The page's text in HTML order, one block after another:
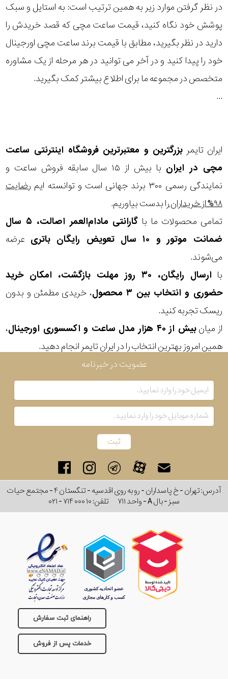
در نظر گرفتن موارد زیر به همین ترتیب است: به استایل و سبک
پوشش خود نگاه کنید، قیمت ساعت مچی که قصد خریدش را
دارید در نظر بگیرید، مطابق با قیمت برند ساعت مچی اورجینال
خود را پیدا کنید و در آخر می توانید در هر مرحله از یک مشاوره
متخصص در مجموعه ما برای اطلاع بیشتر کمک بگیرید.
...
ایران تایمر بزرگترین و معتبرترین فروشگاه اینترنتی ساعت
مچی در ایران
با بیش از ۱۵ سال سابقه فروش ساعت و
نمایندگی رسمی ۳۰۰ برند جهانی است و توانسته ایم
رضایت
۹۸% از خریداران
را بدست بیاوریم.
تمامی محصولات ما با
گارانتی مادام‌العمر اصالت، ۵ سال
ضمانت موتور و ۱۰ سال تعویض رایگان باتری
عرضه
می‌شوند.
با
ارسال رایگان، ۳۰ روز مهلت بازگشت، امکان خرید
حضوری و انتخاب بین ۳ محصول
، خریدی مطمئن و بدون
ریسک تجربه کنید.
از میانبیش از ۴۰ هزار مدل ساعت و اکسسوری اورجینال
،
همین امروز بهترین انتخاب را در ایران تایمر انجام دهید.
عضویت در خبرنامه
آدرس: تهران - خ پاسداران - رو به روی اقدسیه - تنگستان ۴ - مجتمع حیات
سبز - بال A - واحد ۷۱۱
تلفن:۰۲۱ - ۷۱۴ ۰۰۰ ۱۰
راهنمای ثبت سفارش
خدمات پس از فروش